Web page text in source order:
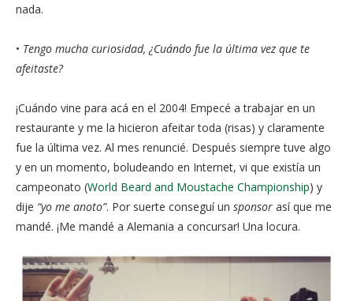
nada.
• Tengo mucha curiosidad, ¿Cuándo fue la última vez que te
afeitaste?
¡Cuándo vine para acá en el 2004! Empecé a trabajar en un
restaurante y me la hicieron afeitar toda (risas) y claramente
fue la última vez. Al mes renuncié. Después siempre tuve algo
y en un momento, boludeando en Internet, vi que existía un
campeonato (World Beard and Moustache Championship) y
dije “yo me anoto”. Por suerte conseguí un sponsor así que me
mandé. ¡Me mandé a Alemania a concursar! Una locura.